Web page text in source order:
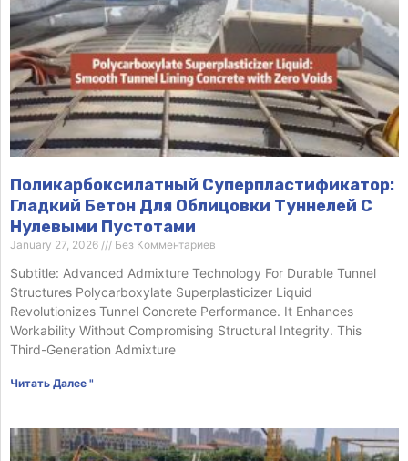
Поликарбоксилатный Суперпластификатор:
Гладкий Бетон Для Облицовки Туннелей С
Нулевыми Пустотами
January 27, 2026 Без Комментариев
Subtitle: Advanced Admixture Technology For Durable Tunnel
Structures Polycarboxylate Superplasticizer Liquid
Revolutionizes Tunnel Concrete Performance. It Enhances
Workability Without Compromising Structural Integrity. This
Third-Generation Admixture
Читать Далее "